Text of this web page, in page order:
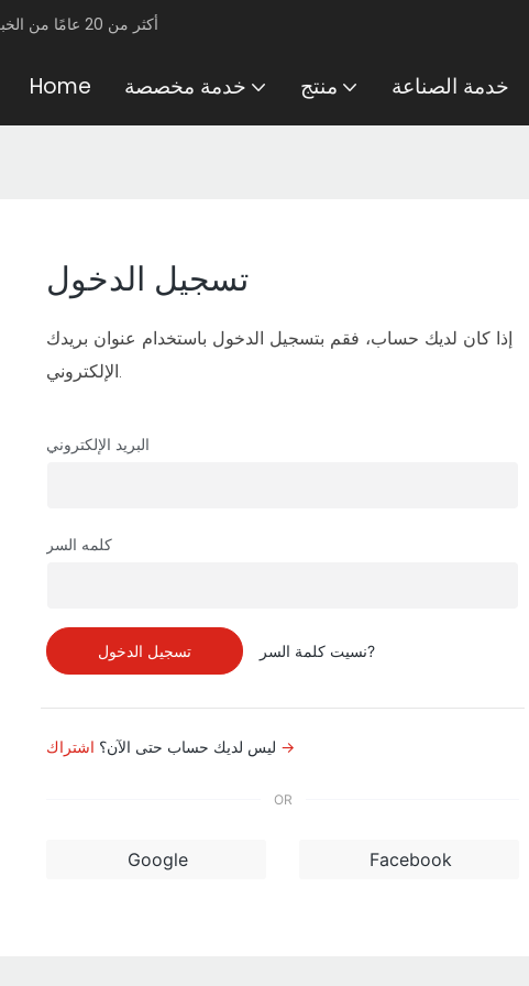
أكثر من 20 عامًا من الخبرة في ختم المعادن المخصصة والتشغيل الآلي باستخدام الحاسب الآلي
Home خدمة مخصصة منتج خدمة الصناعة
تسجيل الدخول
إذا كان لديك حساب، فقم بتسجيل الدخول باستخدام عنوان بريدك
الإلكتروني.
البريد الإلكتروني
كلمه السر
تسجيل الدخول نسيت كلمة السر?
ليس لديك حساب حتى الآن؟ اشتراك →
OR
Google Facebook